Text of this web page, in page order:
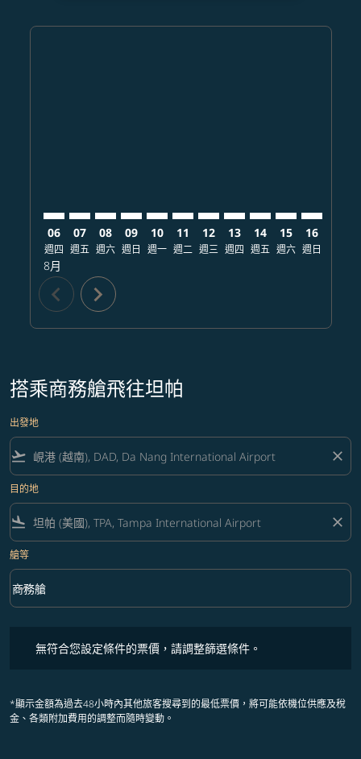
06
週四
8月
07
週五
08
週六
09
週日
10
週一
11
週二
12
週三
13
週四
14
週五
15
週六
16
週日
chevron_left chevron_right
搭乘商務艙飛往坦帕
出發地
flight_takeoff close
目的地
flight_land close
艙等
艙等 option 商務艙 Selected
商務艙
keyboard_arrow_down
無符合您設定條件的票價，請調整篩選條件。
*顯示金額為過去48小時內其他旅客搜尋到的最低票價，將可能依機位供應及稅
金、各類附加費用的調整而隨時變動。